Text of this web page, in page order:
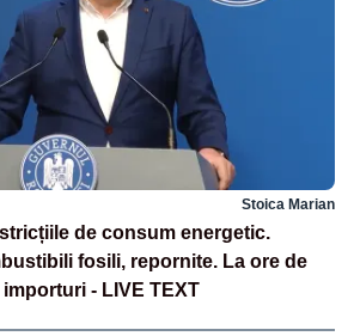
Stoica Marian
de consum energetic.
fosili, repornite. La ore de
- LIVE TEXT